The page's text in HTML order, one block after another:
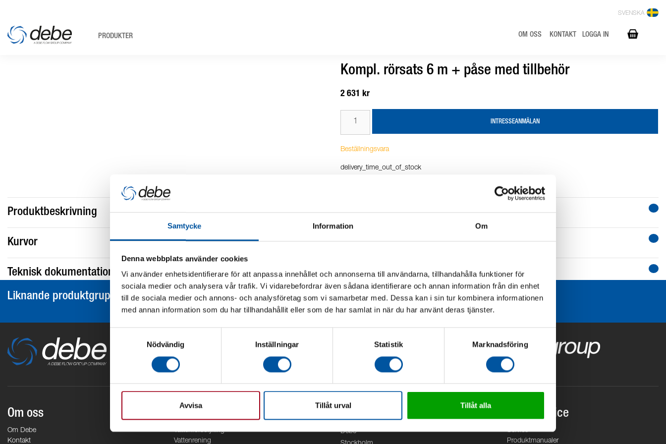
Samtycke Information Om
Denna webbplats använder cookies
Vi använder enhetsidentifierare för att anpassa innehållet och annonserna till användarna, tillhandahålla funktioner för
sociala medier och analysera vår trafik. Vi vidarebefordrar även sådana identifierare och annan information från din enhet
till de sociala medier och annons- och analysföretag som vi samarbetar med. Dessa kan i sin tur kombinera informationen
med annan information som du har tillhandahållit eller som de har samlat in när du har använt deras tjänster.
Nödvändig
Inställningar Statistik Marknadsföring
Avvisa Tillåt urval Tillåt alla
SVENSKA
PRODUKTER OM OSS KONTAKT LOGGA IN
Kompl. rörsats 6 m + påse med tillbehör
2 631 kr
INTRESSEANMÄLAN
Beställningsvara
delivery_time_out_of_stock
Produktbeskrivning
Kurvor
Teknisk dokumentation
Liknande produktgrupper
Om oss
Om Debe
Kontakt
Vattenförsörjning
Vattenrening
Debe
Kundservice
Service
Produktmanualer